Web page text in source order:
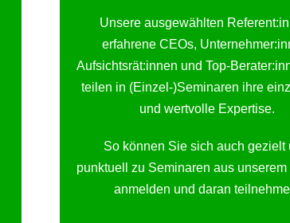
Unsere ausgewählten
erfahrene CEOs,
Aufsichtsrät:innen und Top-
teilen in (Einzel-)Seminaren ihre
und wertvolle Expertise.
So können Sie sich auch gezielt
punktuell zu Seminaren aus
anmelden und daran